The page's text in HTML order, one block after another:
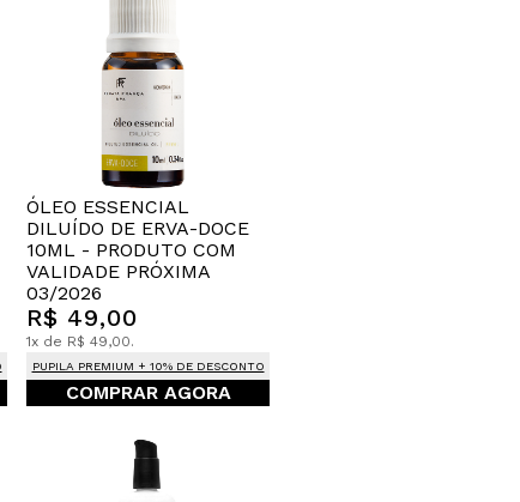
ÓLEO ESSENCIAL
DILUÍDO DE ERVA-DOCE
10ML - PRODUTO COM
VALIDADE PRÓXIMA
03/2026
R$ 49,00
1x de R$ 49,00.
PUPILA PREMIUM + 10% DE DESCONTO
COMPRAR AGORA